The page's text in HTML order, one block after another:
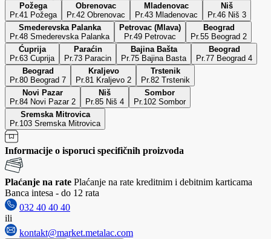
Požega
Pr.41 Požega
Obrenovac
Pr.42 Obrenovac
Mladenovac
Pr.43 Mladenovac
Niš
Pr.46 Niš 3
Smederevska Palanka
Pr.48 Smederevska Palanka
Petrovac (Mlava)
Pr.49 Petrovac
Beograd
Pr.55 Beograd 2
Ćuprija
Pr.63 Cuprija
Paraćin
Pr.73 Paracin
Bajina Bašta
Pr.75 Bajina Basta
Beograd
Pr.77 Beograd 4
Beograd
Pr.80 Beograd 7
Kraljevo
Pr.81 Kraljevo 2
Trstenik
Pr.82 Trstenik
Novi Pazar
Pr.84 Novi Pazar 2
Niš
Pr.85 Niš 4
Sombor
Pr.102 Sombor
Sremska Mitrovica
Pr.103 Sremska Mitrovica
Informacije o isporuci specifičnih proizvoda
Plaćanje na rate Plaćanje na rate kreditnim i debitnim karticama
Banca intesa - do 12 rata
032 40 40 40
ili
kontakt@market.metalac.com